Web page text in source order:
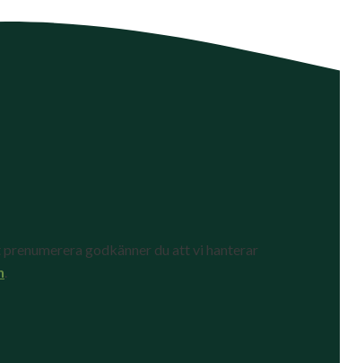
godkänner du att vi hanterar